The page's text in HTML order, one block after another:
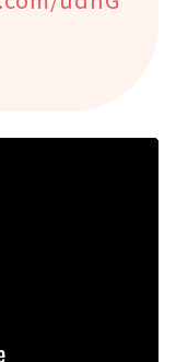
udnG